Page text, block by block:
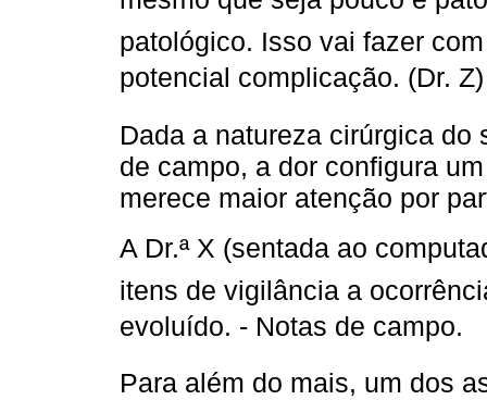
patológico. Isso vai fazer
potencial complicação. (Dr.
Dada a natureza cirúrgica
de campo, a dor configura
merece maior atenção por
A Dr.ª X (sentada ao
itens de vigilância a
evoluído. - Notas de campo.
Para além do mais, um dos